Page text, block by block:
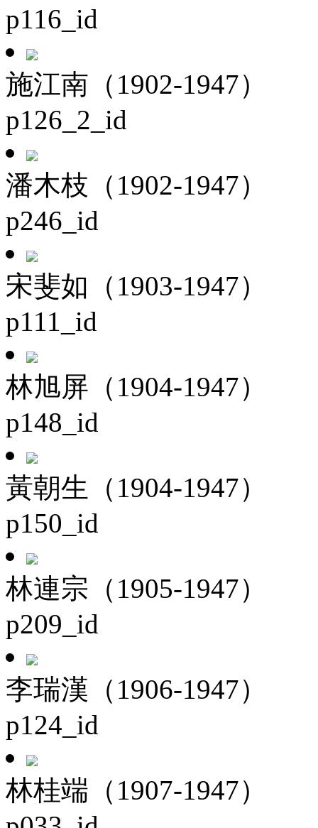
p116_id
施江南（1902-1947）
p126_2_id
潘木枝（1902-1947）
p246_id
宋斐如（1903-1947）
p111_id
林旭屏（1904-1947）
p148_id
黃朝生（1904-1947）
p150_id
林連宗（1905-1947）
p209_id
李瑞漢（1906-1947）
p124_id
林桂端（1907-1947）